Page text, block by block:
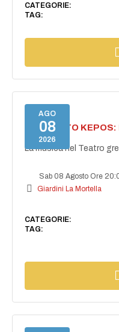
CATEGORIE:
TAG:
AGO
08
2026
PROGETTO
GRECO
La musica nel Teatro
Sab 08 Agosto Ore
Giardini La Mortella
CATEGORIE:
TAG: